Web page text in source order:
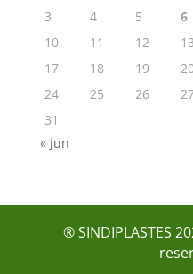
3
4 5 6
10
11 12 13
17
18 19
24
25 26
31
« jun
® SINDIPLASTES